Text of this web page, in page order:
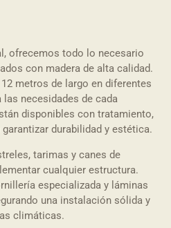
ofrecemos todo lo necesario
con madera de alta calidad.
metros de largo en diferentes
necesidades de cada
disponibles con tratamiento,
durabilidad y estética.
tarimas y canes de
cualquier estructura.
especializada y láminas
una instalación sólida y
climáticas.